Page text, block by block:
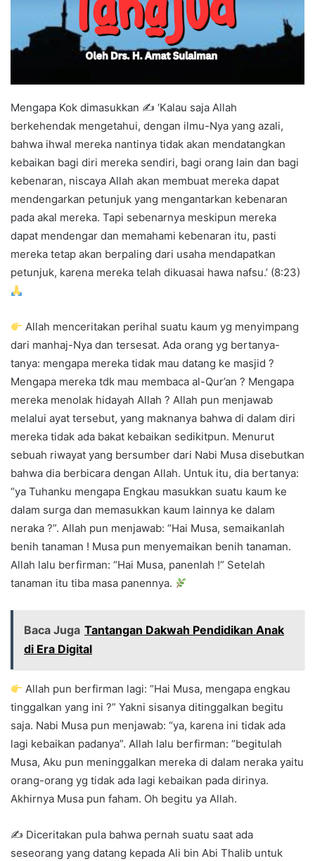
Mengapa Kok dimasukkan ✍ ‘Kalau saja Allah
berkehendak mengetahui, dengan ilmu-Nya yang azali,
bahwa ihwal mereka nantinya tidak akan mendatangkan
kebaikan bagi diri mereka sendiri, bagi orang lain dan bagi
kebenaran, niscaya Allah akan membuat mereka dapat
mendengarkan petunjuk yang mengantarkan kebenaran
pada akal mereka. Tapi sebenarnya meskipun mereka
dapat mendengar dan memahami kebenaran itu, pasti
mereka tetap akan berpaling dari usaha mendapatkan
petunjuk, karena mereka telah dikuasai hawa nafsu.’ (8:23)
Allah menceritakan perihal suatu kaum yg menyimpang
dari manhaj-Nya dan tersesat. Ada orang yg bertanya-
tanya: mengapa mereka tidak mau datang ke masjid ?
Mengapa mereka tdk mau membaca al-Qur’an ? Mengapa
mereka menolak hidayah Allah ? Allah pun menjawab
melalui ayat tersebut, yang maknanya bahwa di dalam diri
mereka tidak ada bakat kebaikan sedikitpun. Menurut
sebuah riwayat yang bersumber dari Nabi Musa disebutkan
bahwa dia berbicara dengan Allah. Untuk itu, dia bertanya:
“ya Tuhanku mengapa Engkau masukkan suatu kaum ke
dalam surga dan memasukkan kaum lainnya ke dalam
neraka ?”. Allah pun menjawab: “Hai Musa, semaikanlah
benih tanaman ! Musa pun menyemaikan benih tanaman.
Allah lalu berfirman: “Hai Musa, panenlah !” Setelah
tanaman itu tiba masa panennya.
Baca Juga Tantangan Dakwah Pendidikan Anak
di Era Digital
Allah pun berfirman lagi: “Hai Musa, mengapa engkau
tinggalkan yang ini ?” Yakni sisanya ditinggalkan begitu
saja. Nabi Musa pun menjawab: “ya, karena ini tidak ada
lagi kebaikan padanya”. Allah lalu berfirman: “begitulah
Musa, Aku pun meninggalkan mereka di dalam neraka yaitu
orang-orang yg tidak ada lagi kebaikan pada dirinya.
Akhirnya Musa pun faham. Oh begitu ya Allah.
✍ Diceritakan pula bahwa pernah suatu saat ada
seseorang yang datang kepada Ali bin Abi Thalib untuk